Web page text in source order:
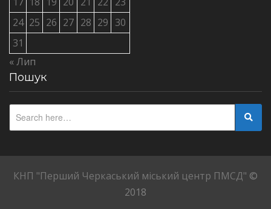
24 25 26 27 28 29 30
31
« Лип
Пошук
КНП "Перший Черкаський міський центр ПМСД" ©
2018